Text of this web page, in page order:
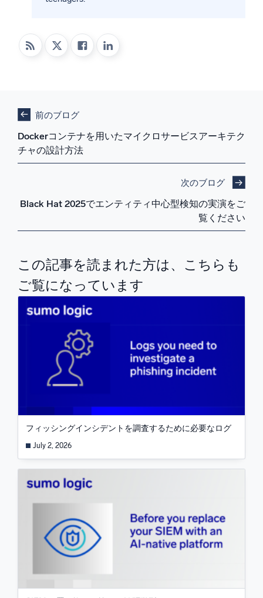
前のブログ
Dockerコンテナを用いたマイクロサービスアーキテク
チャの設計方法
次のブログ
Black Hat 2025でエンティティ中心型検知の実演をご
覧ください
この記事を読まれた方は、こちらも
ご覧になっています
フィッシングインシデントを調査するために必要なログ
July 2, 2026